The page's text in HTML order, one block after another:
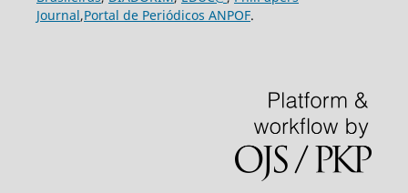
Journal,Portal de Periódicos ANPOF.